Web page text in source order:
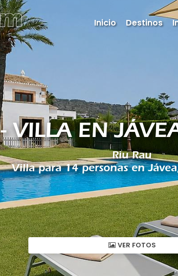
VILLA EN
Riu Rau
Villa para 14 personas en
VER FOTOS
Inicio Destinos